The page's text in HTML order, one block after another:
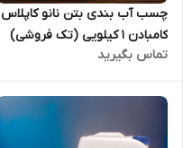
چسب آب بندی بتن نانو کاپلاس
کامبادن 1 کیلویی (تک فروشی)
تماس بگیرید